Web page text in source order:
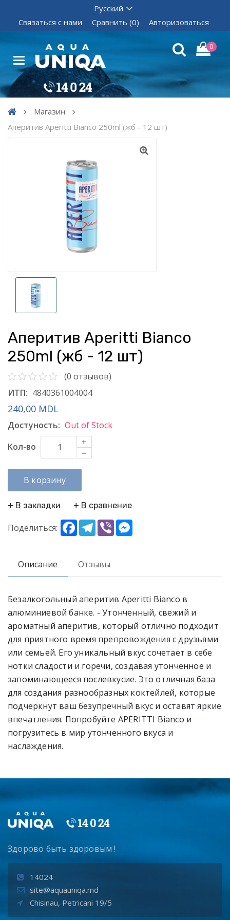
Связаться с нами Сравнить (0) Авторизоваться
0
Магазин
Аперитив Aperitti Bianco 250ml (жб - 12 шт)
Аперитив Aperitti Bianco
250ml (жб - 12 шт)
(0 отзывов)
ИТП: 4840361004004
240,00 MDL
Достуность: Out of Stock
Кол-во
+
–
В корзину
+ В закладки + В сравнение
Поделиться: FacebookTelegram
Viber
Описание Отзывы
Безалкогольный аперитив Aperitti Bianco в
алюминиевой банке. - Утонченный, свежий и
ароматный аперитив, который отлично подходит
для приятного время препровождения с друзьями
или семьей. Его уникальный вкус сочетает в себе
нотки сладости и горечи, создавая утонченное и
запоминающееся послевкусие. Это отличная база
для создания разнообразных коктейлей, которые
подчеркнут ваш безупречный вкус и оставят яркие
впечатления. Попробуйте APERITTI Bianco и
погрузитесь в мир утонченного вкуса и
наслаждения.
Здорово быть здоровым !
14024
site@aquauniqa.md
Chisinau, Petricani 19/5